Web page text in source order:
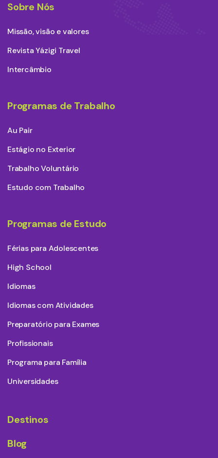
Sobre Nós
Missão, visão e valores
Revista Yázigi Travel
Intercâmbio
Programas de Trabalho
Au Pair
Estágio no Exterior
Trabalho Voluntário
Estudo com Trabalho
Programas de Estudo
Férias para Adolescentes
High School
Idiomas
Idiomas com Atividades
Preparatório para Exames
Profissionais
Programa para Família
Universidades
Destinos
Blog